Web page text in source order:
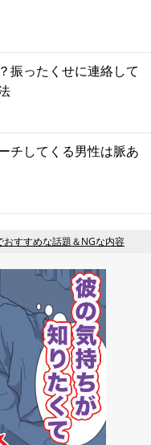
振ったくせに連絡して
チしてくる男性は脈あ
すすめな話題＆NGな内容